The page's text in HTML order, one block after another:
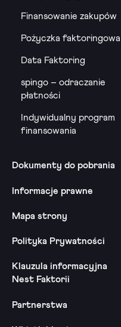
Finansowanie zakupów
Pożyczka faktoringowa
Data Faktoring
spingo – odraczanie
płatności
Indywidualny program
finansowania
Dokumenty do pobrania
Informacje prawne
Mapa strony
Polityka Prywatności
Klauzula informacyjna
Nest Faktorii
Partnerstwa